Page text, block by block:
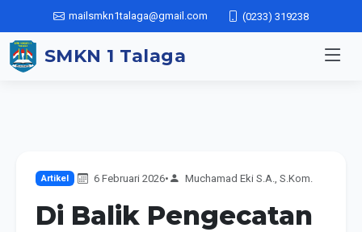
mailsmkn1talaga@gmail.com (0233) 319238
SMKN 1 Talaga
Artikel 6 Februari 2026• Muchamad Eki S.A., S.Kom.
Di Balik Pengecatan